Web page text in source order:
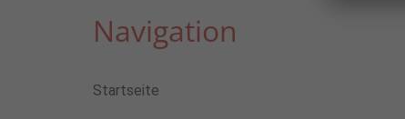
Navigation
Startseite